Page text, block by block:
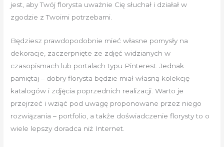
jest, aby Twój florysta uważnie Cię słuchał i działał w
zgodzie z Twoimi potrzebami.
Będziesz prawdopodobnie mieć własne pomysły na
dekoracje, zaczerpnięte ze zdjęć widzianych w
czasopismach lub portalach typu Pinterest. Jednak
pamiętaj – dobry florysta będzie miał własną kolekcję
katalogów i zdjęcia poprzednich realizacji. Warto je
przejrzeć i wziąć pod uwagę proponowane przez niego
rozwiązania – portfolio, a także doświadczenie florysty to o
wiele lepszy doradca niż Internet.